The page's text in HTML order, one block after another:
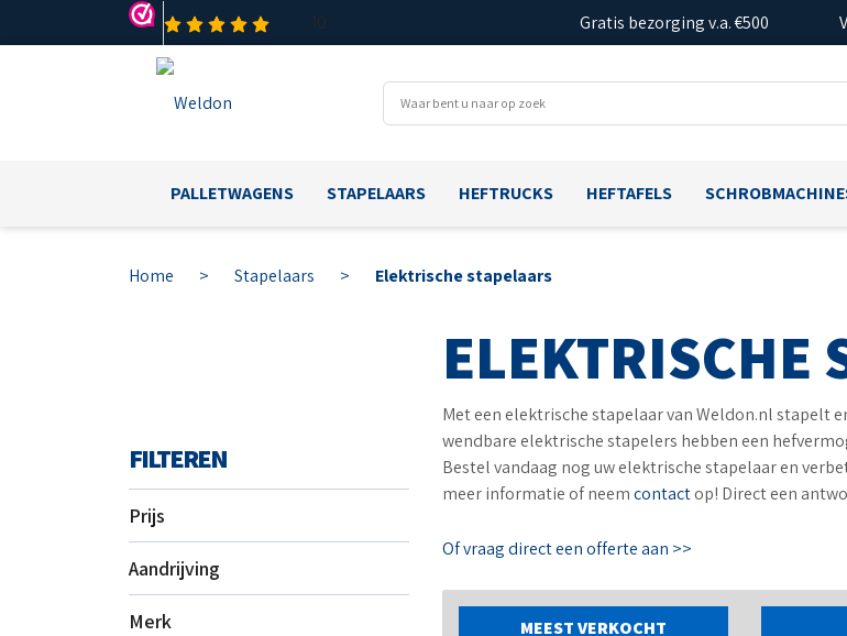
Gratis bezorging v.a. €500
PALLETWAGENS STAPELAARS HEFTRUCKS HEFTAFELS
Home > Stapelaars > Elektrische stapelaars
FILTEREN
Prijs
Aandrijving
Merk
ELEKTRISCHE
Met een elektrische stapelaar van Weldon.nl stapelt
wendbare elektrische stapelers hebben een
Bestel vandaag nog uw elektrische stapelaar en
meer informatie of neemcontactop! Direct een
Of vraag direct een offerte aan >>
MEEST VERKOCHT